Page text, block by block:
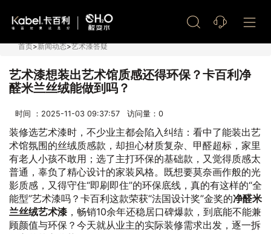
首页>新闻动态>艺术漆答疑
艺术漆想装出艺术馆质感还得环保？卡百利净
醛米兰丝绒能做到吗？
时间 ：2025-11-03 09:37:57 访问量： 0
装修选艺术漆时，不少业主都会陷入纠结：看中了能装出艺
术馆氛围的丝绒质感款，却担心材质复杂、甲醛超标，家里
有老人小孩不敢用；选了主打环保的基础款，又觉得质感太
普通，辜负了精心设计的家装风格。既想要莫奈画作般的光
影质感，又得守住“即刷即住”的环保底线，真的有这样的“全
能型”艺术漆吗？卡百利这款荣获“法国设计奖”金奖的净醛米
兰丝绒艺术漆 ，畅销10余年还稳居口碑爆款，到底能不能兼
顾颜值与环保？今天就从业主的实际装修需求出发，逐一拆